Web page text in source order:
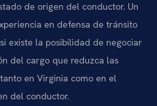
de origen del conductor. Un
en defensa de tránsito
existe la posibilidad de negociar
del cargo que reduzca las
en Virginia como en el
del conductor.